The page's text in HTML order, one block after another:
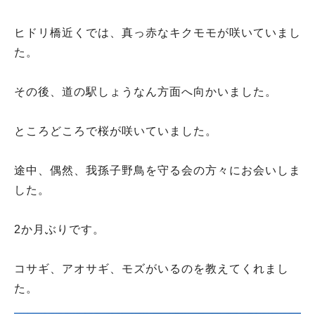
ヒドリ橋近くでは、真っ赤なキクモモが咲いていまし
た。
その後、道の駅しょうなん方面へ向かいました。
ところどころで桜が咲いていました。
途中、偶然、我孫子野鳥を守る会の方々にお会いしま
した。
2か月ぶりです。
コサギ、アオサギ、モズがいるのを教えてくれまし
た。